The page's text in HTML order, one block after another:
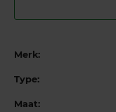
Merk:
Type:
Maat: